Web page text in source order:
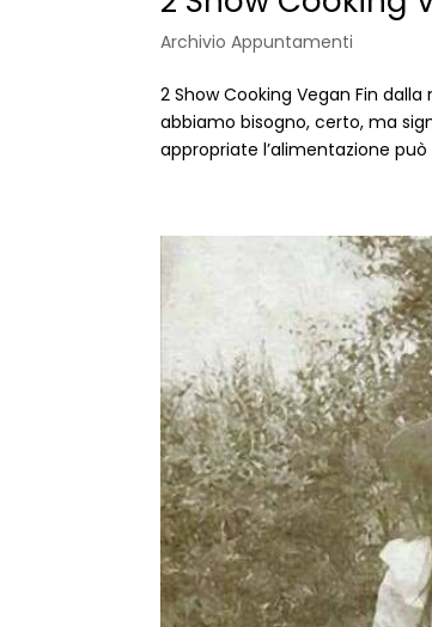
Archivio Appuntamenti
2 Show Cooking Vegan Fin
abbiamo bisogno, certo, ma
appropriate l’alimentazione